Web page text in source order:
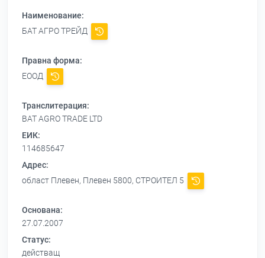
Наименование:
БАТ АГРО ТРЕЙД
Правна форма:
ЕООД
Транслитерация:
BAT AGRO TRADE LTD
ЕИК:
114685647
Адрес:
област Плевен, Плевен 5800, СТРОИТЕЛ 5
Основана:
27.07.2007
Статус:
действащ